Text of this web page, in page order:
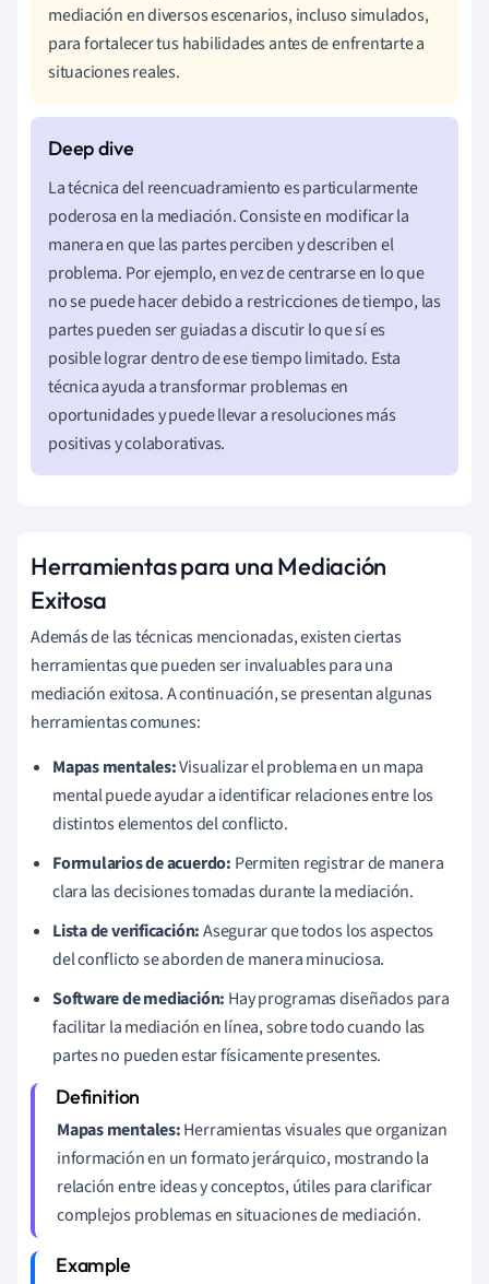
mediación en diversos escenarios, incluso simulados,
para fortalecer tus habilidades antes de enfrentarte a
situaciones reales.
La técnica del reencuadramiento es particularmente
poderosa en la mediación. Consiste en modificar la
manera en que las partes perciben y describen el
problema. Por ejemplo, en vez de centrarse en lo que
no se puede hacer debido a restricciones de tiempo, las
partes pueden ser guiadas a discutir lo que sí es
posible lograr dentro de ese tiempo limitado. Esta
técnica ayuda a transformar problemas en
oportunidades y puede llevar a resoluciones más
positivas y colaborativas.
Herramientas para una Mediación
Exitosa
Además de las técnicas mencionadas, existen ciertas
herramientas que pueden ser invaluables para una
mediación exitosa. A continuación, se presentan algunas
herramientas comunes:
Mapas mentales:Visualizar el problema en un mapa
mental puede ayudar a identificar relaciones entre los
distintos elementos del conflicto.
Formularios de acuerdo: Permiten registrar de manera
clara las decisiones tomadas durante la mediación.
Lista de verificación:Asegurar que todos los aspectos
del conflicto se aborden de manera minuciosa.
Software de mediación: Hay programas diseñados para
facilitar la mediación en línea, sobre todo cuando las
partes no pueden estar físicamente presentes.
Mapas mentales:Herramientas visuales que organizan
información en un formato jerárquico, mostrando la
relación entre ideas y conceptos, útiles para clarificar
complejos problemas en situaciones de mediación.